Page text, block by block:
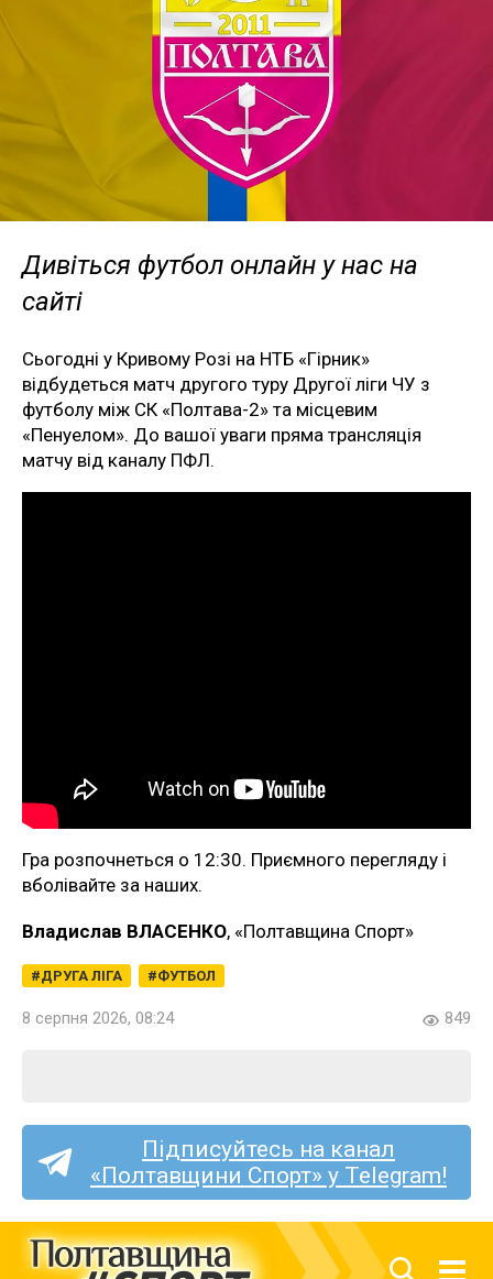
Дивіться футбол онлайн у нас на
сайті
Сьогодні у Кривому Розі на НТБ «Гірник»
відбудеться матч другого туру Другої ліги ЧУ з
футболу між СК «Полтава-2» та місцевим
«Пенуелом». До вашої уваги пряма трансляція
матчу від каналу ПФЛ.
Гра розпочнеться о 12:30. Приємного перегляду і
вболівайте за наших.
Владислав ВЛАСЕНКО, «Полтавщина Спорт»
ДРУГА ЛІГА ФУТБОЛ
8 серпня 2026, 08:24 849
Підписуйтесь на канал
«Полтавщини Спорт» у Telegram!